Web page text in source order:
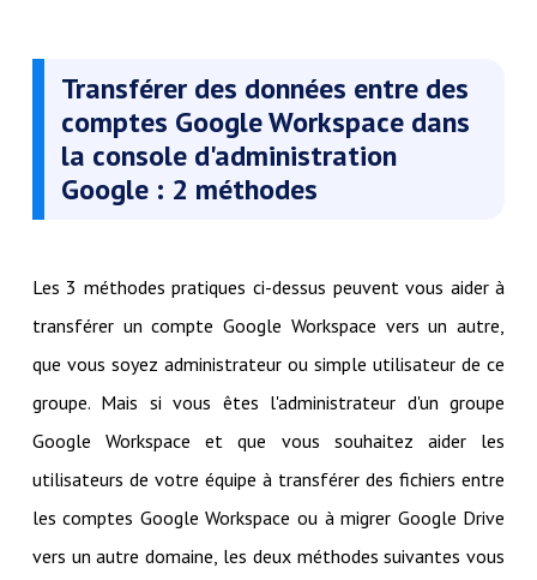
Transférer des données entre des
comptes Google Workspace dans
la console d'administration
Google : 2 méthodes
Les 3 méthodes pratiques ci-dessus peuvent vous aider à
transférer un compte Google Workspace vers un autre,
que vous soyez administrateur ou simple utilisateur de ce
groupe. Mais si vous êtes l'administrateur d'un groupe
Google Workspace et que vous souhaitez aider les
utilisateurs de votre équipe à transférer des fichiers entre
les comptes Google Workspace ou à migrer Google Drive
vers un autre domaine, les deux méthodes suivantes vous